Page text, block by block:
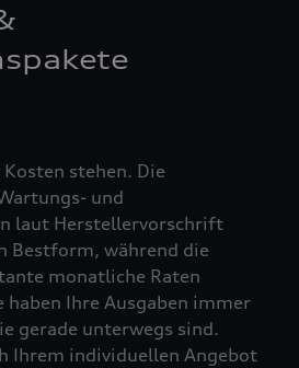
stehen. Die
und
laut Herstellervorschrift
Bestform, während die
monatliche Raten
haben Ihre Ausgaben immer
gerade unterwegs sind.
Ihrem individuellen Angebot